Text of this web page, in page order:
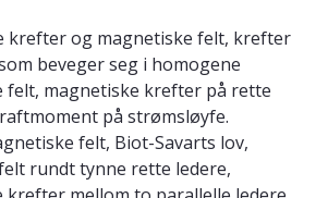
krefter og magnetiske felt, krefter
beveger seg i homogene
felt, magnetiske krefter på rette
på strømsløyfe.
felt, Biot-Savarts lov,
rundt tynne rette ledere,